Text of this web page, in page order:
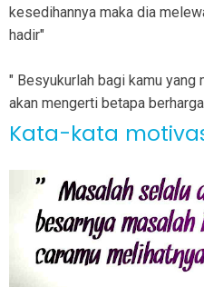
kesedihannya maka dia
hadir"
" Besyukurlah bagi kamu yang
akan mengerti betapa
Kata-kata